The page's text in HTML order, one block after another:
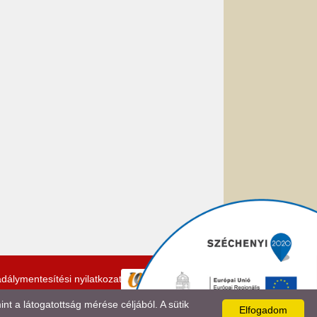
nyilatkozat
Elfogadom
a látogatottság mérése céljából. A sütik